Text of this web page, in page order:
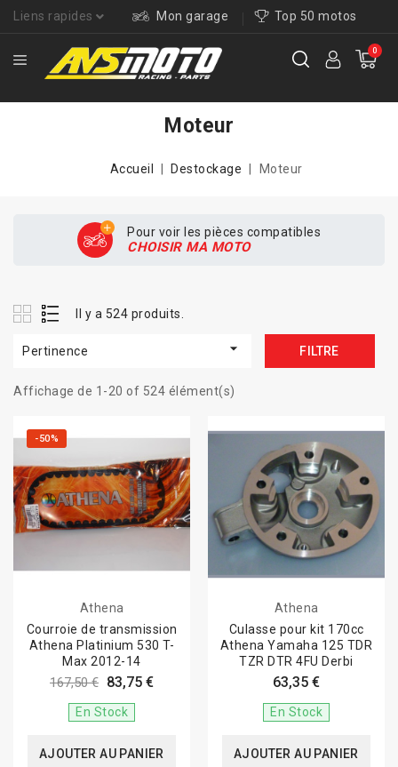
Liens rapides Mon garage Top 50 motos
0
Moteur
Accueil Destockage Moteur
Pour voir les pièces compatibles
CHOISIR MA MOTO
Il y a 524 produits.
Pertinence  FILTRE
Affichage de 1-20 of 524 élément(s)
-50%
Athena
Courroie de transmission
Athena Platinium 530 T-
Max 2012-14
167,50 € 83,75 €
En Stock
AJOUTER AU PANIER
Athena
Culasse pour kit 170cc
Athena Yamaha 125 TDR
TZR DTR 4FU Derbi
63,35 €
En Stock
AJOUTER AU PANIER